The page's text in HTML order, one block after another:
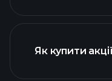
Як купити